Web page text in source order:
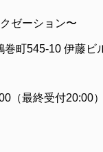
ゼーション〜
巻町545-10 伊藤ビ
（最終受付20:00）